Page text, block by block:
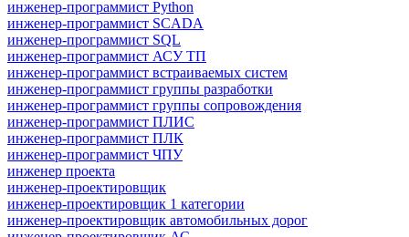
инженер-программист Python
инженер-программист SCADA
инженер-программист SQL
инженер-программист АСУ ТП
инженер-программист встраиваемых систем
инженер-программист группы разработки
инженер-программист группы сопровождения
инженер-программист ПЛИС
инженер-программист ПЛК
инженер-программист ЧПУ
инженер проекта
инженер-проектировщик
инженер-проектировщик 1 категории
инженер-проектировщик автомобильных дорог